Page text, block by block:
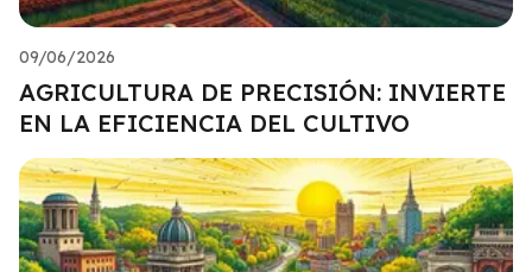
09/06/2026
AGRICULTURA DE PRECISIÓN: INVIERTE
EN LA EFICIENCIA DEL CULTIVO